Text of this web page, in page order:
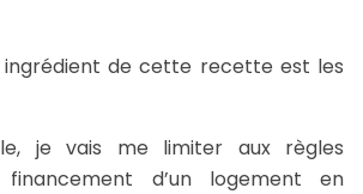
de cette recette est les
je vais me limiter aux règles
d’un logement en